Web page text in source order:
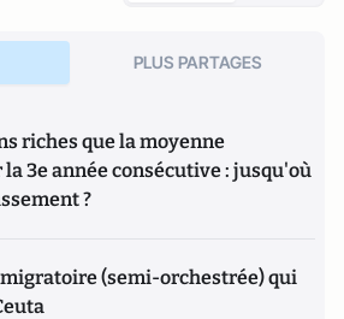
PLUS PARTAGES
riches que la moyenne
3e année consécutive : jusqu'où
?
(semi-orchestrée) qui